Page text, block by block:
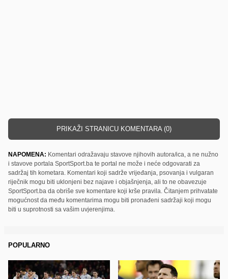
PRIKAŽI STRANICU KOMENTARA (0)
NAPOMENA: Komentari odražavaju stavove njihovih autora/ica, a ne nužno
i stavove portala SportSport.ba te portal ne može i neće odgovarati za
sadržaj tih kometara. Komentari koji sadrže vrijeđanja, psovanja i vulgaran
riječnik mogu biti uklonjeni bez najave i objašnjenja, ali to ne obavezuje
SportSport.ba da obriše sve komentare koji krše pravila. Čitanjem prihvatate
mogućnost da među komentarima mogu biti pronađeni sadržaji koji mogu
biti u suprotnosti sa vašim uvjerenjima.
POPULARNO